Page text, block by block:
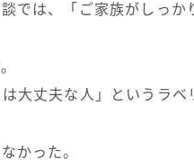
では、「ご家族がしっか
大丈夫な人」というラベ
かった。